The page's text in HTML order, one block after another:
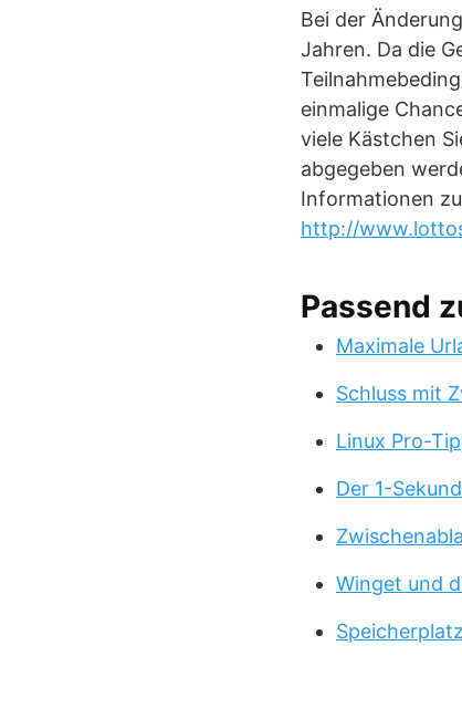
Bei der
Jahren. Da die
einmalige
viele Kästchen
abgegeben
Informationen
http://
Passend
Maximale
Schluss mit
Linux Pro-
Der 1-
Winget und